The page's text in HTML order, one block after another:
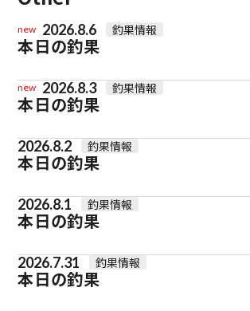
new 2026.8.6 釣果情報
本日の釣果
new 2026.8.3 釣果情報
本日の釣果
2026.8.2 釣果情報
本日の釣果
2026.8.1 釣果情報
本日の釣果
2026.7.31 釣果情報
本日の釣果